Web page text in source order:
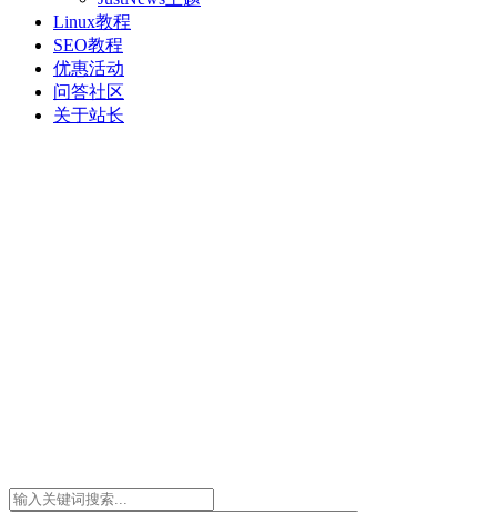
Linux教程
SEO教程
优惠活动
问答社区
关于站长